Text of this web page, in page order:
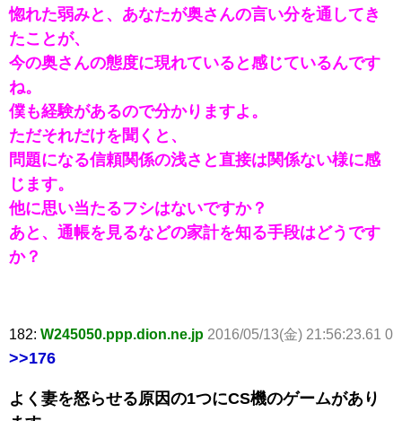
惚れた弱みと、あなたが奥さんの言い分を通してき
たことが、
今の奥さんの態度に現れていると感じているんです
ね。
僕も経験があるので分かりますよ。
ただそれだけを聞くと、
問題になる信頼関係の浅さと直接は関係ない様に感
じます。
他に思い当たるフシはないですか？
あと、通帳を見るなどの家計を知る手段はどうです
か？
182: W245050.ppp.dion.ne.jp 2016/05/13(金) 21:56:23.61 0
>>176
よく妻を怒らせる原因の1つにCS機のゲームがあり